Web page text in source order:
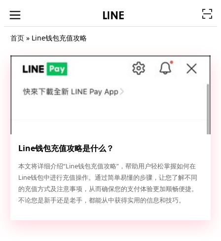
首页» Line钱包充值攻略
Line钱包充值攻略是什么？
本文将详细介绍“Line钱包充值攻略”，帮助用户轻松掌握如何在
Line钱包中进行充值操作。通过简单易懂的步骤，让您了解不同
的充值方式及注意事项，从而确保您的支付体验更加顺畅便捷。
不论您是新手还是老手，都能从中获得实用的信息和技巧。